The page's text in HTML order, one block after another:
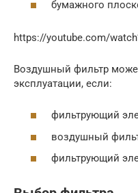
бумажного
https://youtube.com/
Воздушный фильтр
эксплуатации, если:
фильтрующий
воздушный
фильтрующий